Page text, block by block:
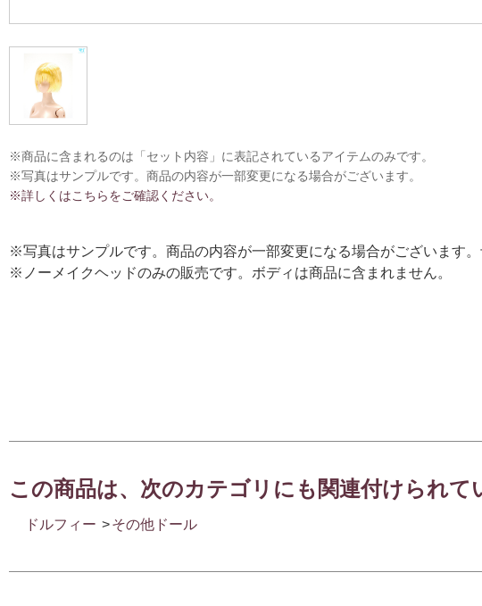
※商品に含まれるのは「セット内容」に表記されているアイテムのみです。
※写真はサンプルです。商品の内容が一部変更になる場合がございます。
※詳しくはこちらをご確認ください。
※写真はサンプルです。商品の内容が一部変更になる場合がございます。
※ノーメイクヘッドのみの販売です。ボディは商品に含まれません。
この商品は、次のカテゴリにも関連付けられて
ドルフィー >その他ドール